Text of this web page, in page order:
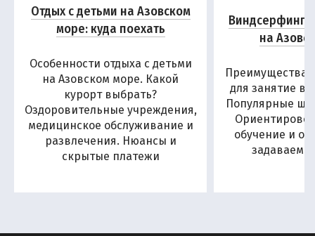
Отдых с детьми на Азовском
море: куда поехать
Особенности отдыха с детьми
на Азовском море. Какой
курорт выбрать?
Оздоровительные учреждения,
медицинское обслуживание и
развлечения. Нюансы и
скрытые платежи
Виндсерфинг
на
Преимущества
для занятие
Популярные
обучение и